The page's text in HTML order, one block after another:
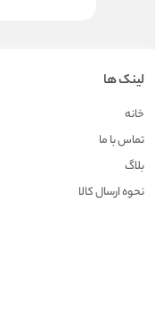
لینک ها
خانه
تماس با ما
بلاگ
نحوه ارسال کالا